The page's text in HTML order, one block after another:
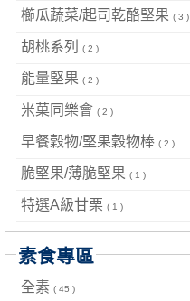
櫛瓜蔬菜/起司乾酪堅果 ( 3 )
胡桃系列 ( 2 )
能量堅果 ( 2 )
米菓同樂會 ( 2 )
早餐穀物/堅果穀物棒 ( 2 )
脆堅果/薄脆堅果 ( 1 )
特選A級甘栗 ( 1 )
素食專區
全素 ( 45 )